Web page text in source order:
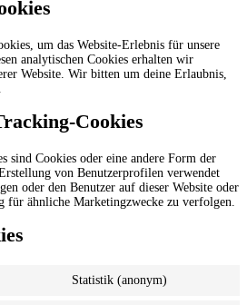
um das Website-Erlebnis für unsere
analytischen Cookies erhalten wir
Website. Wir bitten um deine Erlaubnis,
Cookies
sind Cookies oder eine andere Form der
von Benutzerprofilen verwendet
oder den Benutzer auf dieser Website oder
für ähnliche Marketingzwecke zu verfolgen.
Statistik (anonym)